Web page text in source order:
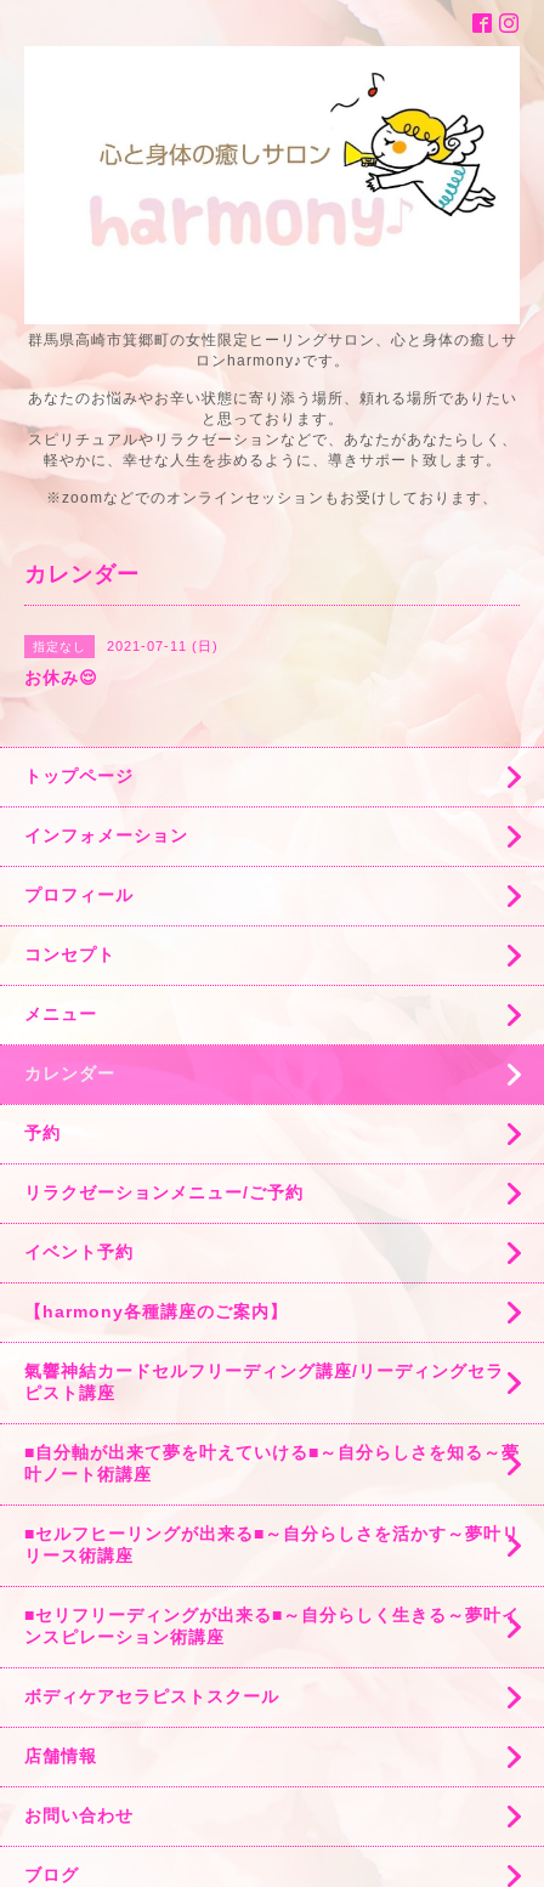
群馬県高崎市箕郷町の女性限定ヒーリングサロン、心と身体の癒しサ
ロンharmony♪です。
あなたのお悩みやお辛い状態に寄り添う場所、頼れる場所でありたい
と思っております。
スピリチュアルやリラクゼーションなどで、あなたがあなたらしく、
軽やかに、幸せな人生を歩めるように、導きサポート致します。
※zoomなどでのオンラインセッションもお受けしております、
カレンダー
指定なし 2021-07-11 (日)
お休み😌
トップページ
インフォメーション
プロフィール
コンセプト
メニュー
カレンダー
予約
リラクゼーションメニュー/ご予約
イベント予約
【harmony各種講座のご案内】
氣響神結カードセルフリーディング講座/リーディングセラ
ピスト講座
■自分軸が出来て夢を叶えていける■～自分らしさを知る～夢
叶ノート術講座
■セルフヒーリングが出来る■～自分らしさを活かす～夢叶リ
リース術講座
■セリフリーディングが出来る■～自分らしく生きる～夢叶イ
ンスピレーション術講座
ボディケアセラピストスクール
店舗情報
お問い合わせ
ブログ